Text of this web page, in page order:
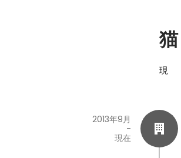
現
2013年9月
-
現在